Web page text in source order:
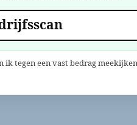
ik tegen een vast bedrag